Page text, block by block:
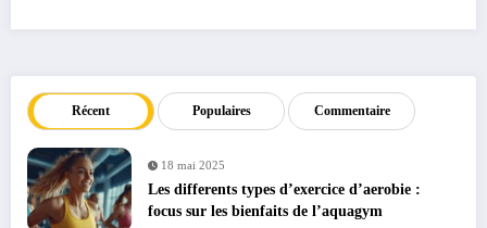
Récent Populaires Commentaire
18 mai 2025
Les differents types d’exercice d’aerobie :
focus sur les bienfaits de l’aquagym